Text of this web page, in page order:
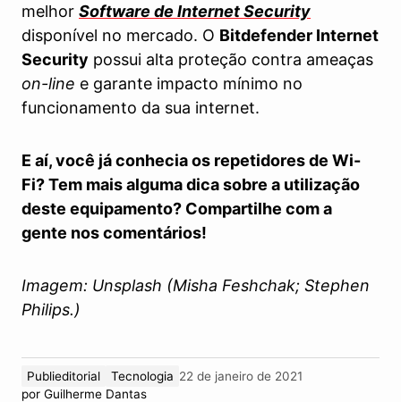
melhor Software de Internet Security
disponível no mercado. O Bitdefender Internet
Security possui alta proteção contra ameaças
on-line e garante impacto mínimo no
funcionamento da sua internet.
E aí, você já conhecia os repetidores de Wi-
Fi? Tem mais alguma dica sobre a utilização
deste equipamento? Compartilhe com a
gente nos comentários!
Imagem: Unsplash (Misha Feshchak; Stephen
Philips.)
Publieditorial Tecnologia 22 de janeiro de 2021
por Guilherme Dantas